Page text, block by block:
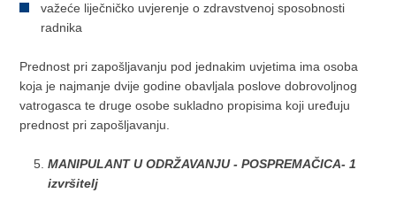
važeće liječničko uvjerenje o zdravstvenoj sposobnosti
radnika
Prednost pri zapošljavanju pod jednakim uvjetima ima osoba
koja je najmanje dvije godine obavljala poslove dobrovoljnog
vatrogasca te druge osobe sukladno propisima koji uređuju
prednost pri zapošljavanju.
MANIPULANT U ODRŽAVANJU - POSPREMAČICA- 1
izvršitelj